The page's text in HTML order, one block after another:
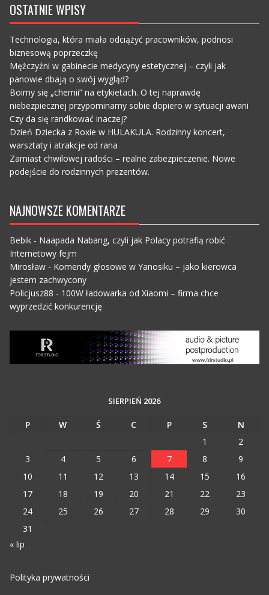
OSTATNIE WPISY
Technologia, która miała odciążyć pracowników, podnosi
biznesową poprzeczkę
Mężczyźni w gabinecie medycyny estetycznej – czyli jak
panowie dbają o swój wygląd?
Boimy się „chemii” na etykietach. O tej naprawdę
niebezpiecznej przypominamy sobie dopiero w sytuacji awarii
Czy da się randkować inaczej?
Dzień Dziecka z Roxie w HULAKULA. Rodzinny koncert,
warsztaty i atrakcje od rana
Zamiast chwilowej radości – realne zabezpieczenie. Nowe
podejście do rodzinnych prezentów.
NAJNOWSZE KOMENTARZE
Bebik- Naapada Nabang, czyli jak Polacy potrafią robić
Internetowy fejm
Mirosław- Komendy głosowe w Yanosiku – jako kierowca
jestem zachwycony
Policjusz88 - 100W ładowarka od Xiaomi – firma chce
wyprzedzić konkurencję
SIERPIEŃ 2026
P W Ś C P S
N
1
2
3
4 5 6 7 8
9
10
11 12 13 14 15
16
17
18 19 20 21 22
23
24
25 26 27 28 29
30
31
« lip
Polityka prywatności